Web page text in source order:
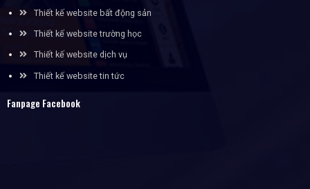
Thiết kế website bất động sản
Thiết kế website trường học
Thiết kế website dịch vụ
Thiết kế website tin tức
Fanpage Facebook